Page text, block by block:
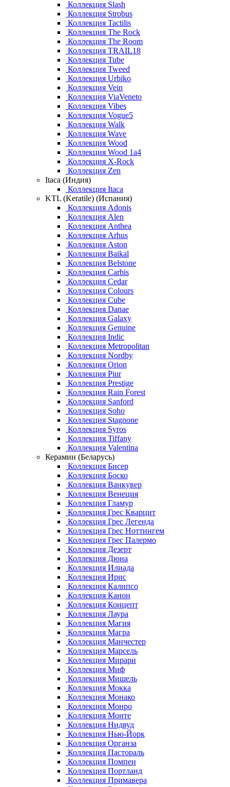
Коллекция Slash
Коллекция Strobus
Коллекция Tactilis
Коллекция The Rock
Коллекция The Room
Коллекция TRAIL18
Коллекция Tube
Коллекция Tweed
Коллекция Urbiko
Коллекция Vein
Коллекция ViaVeneto
Коллекция Vibes
Коллекция Vogue5
Коллекция Walk
Коллекция Wave
Коллекция Wood
Коллекция Wood 1a4
Коллекция X-Rock
Коллекция Zen
Itaca (Индия)
Коллекция Itaca
KTL (Keratile) (Испания)
Коллекция Adonis
Коллекция Alen
Коллекция Anthea
Коллекция Arhus
Коллекция Aston
Коллекция Baikal
Коллекция Belstone
Коллекция Carbis
Коллекция Cedar
Коллекция Colours
Коллекция Cube
Коллекция Danae
Коллекция Galaxy
Коллекция Genuine
Коллекция Indic
Коллекция Metropolitan
Коллекция Nordby
Коллекция Orion
Коллекция Piur
Коллекция Prestige
Коллекция Rain Forest
Коллекция Sanford
Коллекция Soho
Коллекция Stagnone
Коллекция Syros
Коллекция Tiffany
Коллекция Valentina
Керамин (Беларусь)
Коллекция Бисер
Коллекция Боско
Коллекция Ванкувер
Коллекция Венеция
Коллекция Гламур
Коллекция Грес Кварцит
Коллекция Грес Легенда
Коллекция Грес Ноттингем
Коллекция Грес Палермо
Коллекция Дезерт
Коллекция Дюна
Коллекция Илиада
Коллекция Ирис
Коллекция Калипсо
Коллекция Канон
Коллекция Концепт
Коллекция Лаура
Коллекция Магия
Коллекция Магра
Коллекция Манчестер
Коллекция Марсель
Коллекция Мирари
Коллекция Миф
Коллекция Мишель
Коллекция Мокка
Коллекция Монако
Коллекция Монро
Коллекция Монте
Коллекция Нидвуд
Коллекция Нью-Йорк
Коллекция Органза
Коллекция Пастораль
Коллекция Помпеи
Коллекция Портланд
Коллекция Примавера